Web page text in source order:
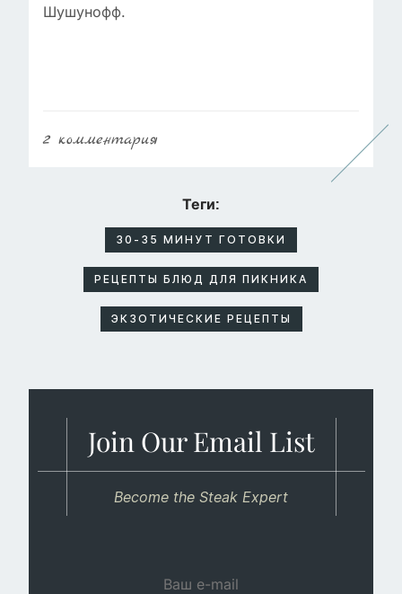
Шушунофф.
2 комментария
Теги:
30-35 МИНУТ ГОТОВКИ
РЕЦЕПТЫ БЛЮД ДЛЯ ПИКНИКА
ЭКЗОТИЧЕСКИЕ РЕЦЕПТЫ
Join Our Email List
Become the Steak Expert